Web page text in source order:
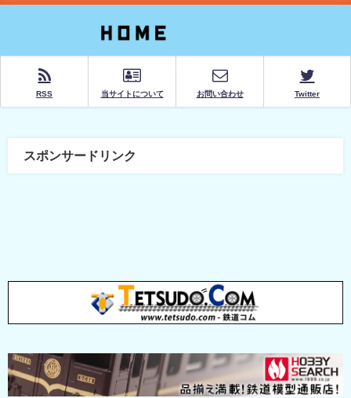
RSS 当サイトについて お問い合わせ Twitter
スポンサードリンク